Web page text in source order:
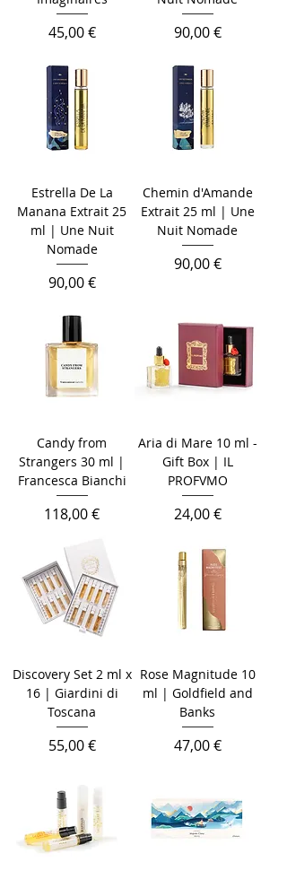
Цена
45,00 € Цена
90,00 €
Estrella De La
Manana Extrait 25
ml | Une Nuit
Nomade
Цена
90,00 €
Chemin d'Amande
Extrait 25 ml | Une
Nuit Nomade
Цена
90,00 €
Candy from
Strangers 30 ml |
Francesca Bianchi
Цена
118,00 €
Aria di Mare 10 ml -
Gift Box | IL
PROFVMO
Цена
24,00 €
Discovery Set 2 ml x
16 | Giardini di
Toscana
Цена
55,00 €
Rose Magnitude 10
ml | Goldfield and
Banks
Цена
47,00 €